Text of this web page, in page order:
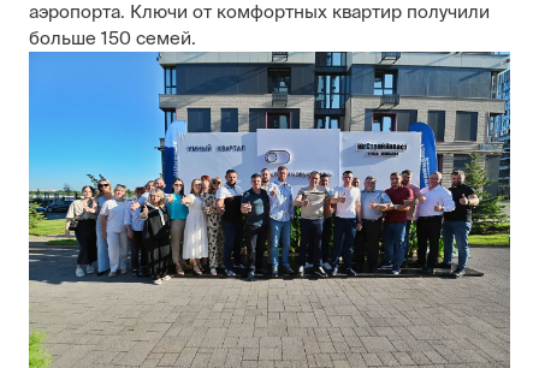
аэропорта. Ключи от комфортных квартир получили
больше 150 семей.